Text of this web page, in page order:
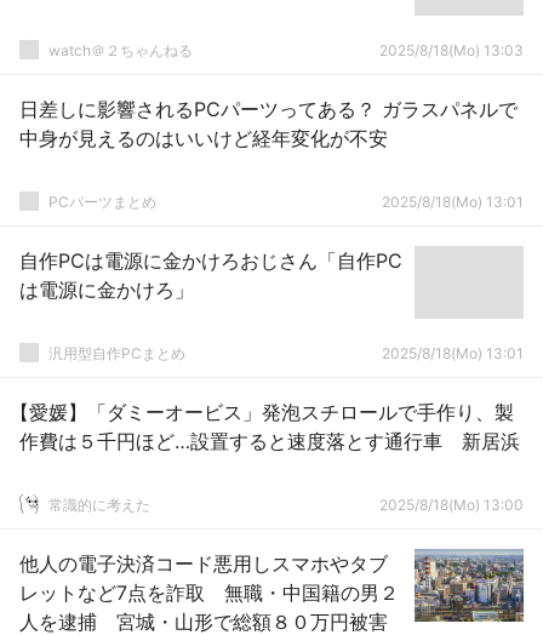
watch＠２ちゃんねる 2025/8/18(Mo) 13:03
日差しに影響されるPCパーツってある？ ガラスパネルで
中身が見えるのはいいけど経年変化が不安
PCパーツまとめ 2025/8/18(Mo) 13:01
自作PCは電源に金かけろおじさん「自作PC
は電源に金かけろ」
汎用型自作PCまとめ 2025/8/18(Mo) 13:01
【愛媛】「ダミーオービス」発泡スチロールで手作り、製
作費は５千円ほど…設置すると速度落とす通行車 新居浜
常識的に考えた 2025/8/18(Mo) 13:00
他人の電子決済コード悪用しスマホやタブ
レットなど7点を詐取 無職・中国籍の男２
人を逮捕 宮城・山形で総額８０万円被害